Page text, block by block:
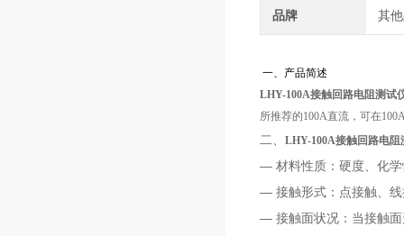
品牌 其
一、产品简述
LHY-100A接触回路电阻测试
所推荐的100A直流，可在
二、 LHY-100A接触回路电阻
— 材料性质：硬度、化
— 接触形式：点接触、
— 接触面状况：当接触面